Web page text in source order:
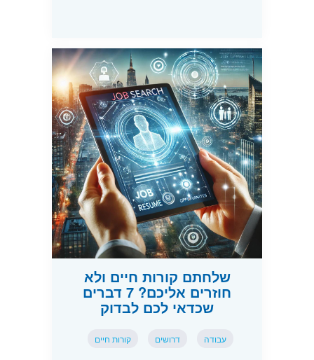
שלחתם קורות חיים ולא
חוזרים אליכם? 7 דברים
שכדאי לכם לבדוק
עבודה דרושים קורות חיים